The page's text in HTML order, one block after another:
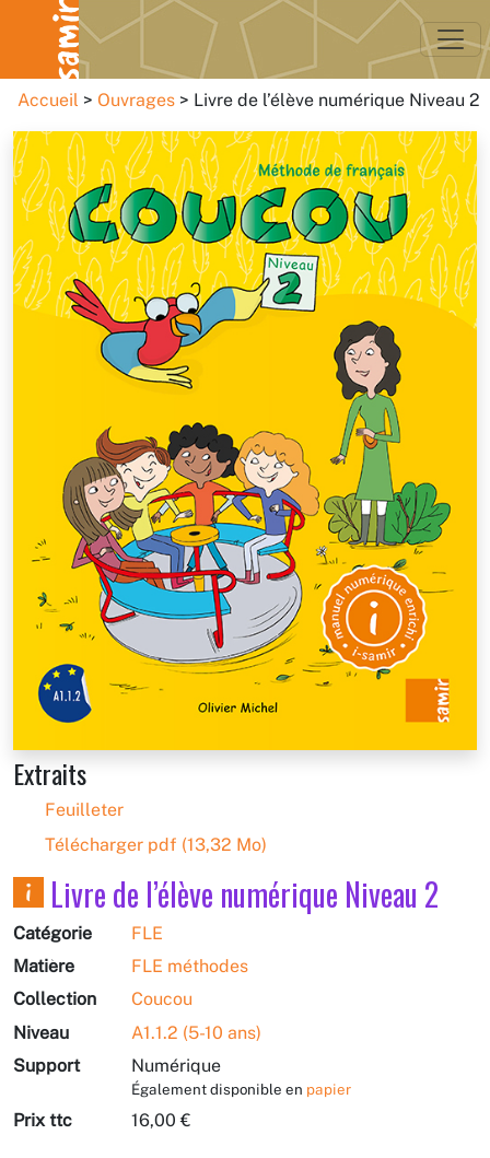
Accueil Ouvrages Livre de l’élève numérique Niveau 2
Extraits
Feuilleter
Télécharger pdf (13,32 Mo)
Livre de l’élève numérique Niveau 2
Catégorie
FLE
Matière
FLE méthodes
Collection
Coucou
Niveau
A1.1.2 (5-10 ans)
Support
Numérique
Également disponible en papier
Prix ttc 16,00 €